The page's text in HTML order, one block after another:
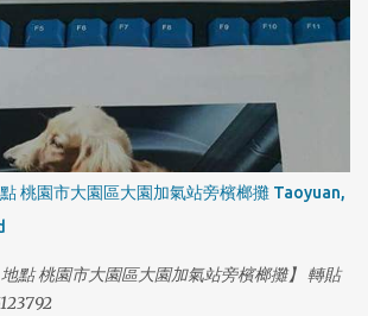
桃園市大園區大園加氣站旁檳榔攤 Taoyuan,
地點 桃園市大園區大園加氣站旁檳榔攤】 轉貼